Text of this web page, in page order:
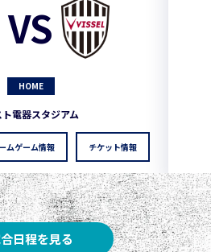
VS
HOME
電器スタジアム
ムゲーム情報 チケット情報
日程を見る